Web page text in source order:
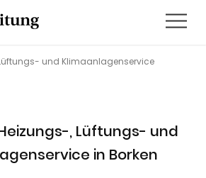
und Klimaanlagenservice
, Lüftungs- und
in Borken